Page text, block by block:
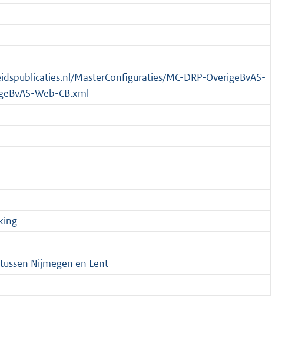
MasterConfiguraties/MC-DRP-OverigeBvAS-
Web-CB.xml
Nijmegen en Lent